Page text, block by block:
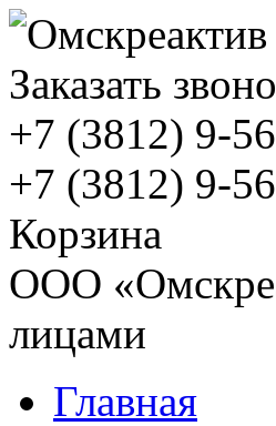
Заказать
+7 (3812) 9-
+7 (3812) 9-
Корзина
ООО
лицами
Главная